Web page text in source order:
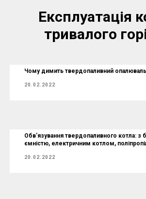
Експлуатація
тривалого
Чому димить твердопаливний
20.02.2022
Обв'язування твердопаливного котла: з
ємністю, електричним котлом,
20.02.2022